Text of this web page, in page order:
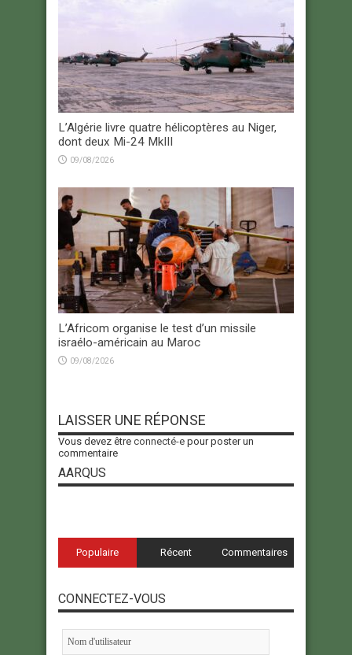
L’Algérie livre quatre hélicoptères au Niger,
dont deux Mi-24 MkIII
09/08/2026
L’Africom organise le test d’un missile
israélo-américain au Maroc
09/08/2026
LAISSER UNE RÉPONSE
Vous devez être connecté-e pour poster un
commentaire
AARQUS
Populaire Récent Commentaires
CONNECTEZ-VOUS